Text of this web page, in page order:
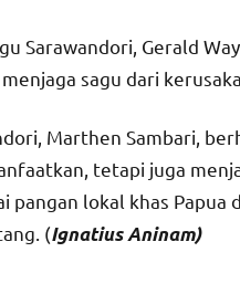
Sarawandori, Gerald
sagu dari
Marthen Sambari,
tetapi juga
pangan lokal khas
(Ignatius Aninam)